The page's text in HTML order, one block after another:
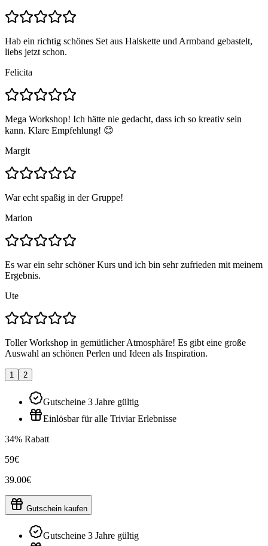
Hab ein richtig schönes Set aus Halskette und Armband gebastelt,
liebs jetzt schon.
Felicita
Mega Workshop! Ich hätte nie gedacht, dass ich so kreativ sein
kann. Klare Empfehlung! 😊
Margit
War echt spaßig in der Gruppe!
Marion
Es war ein sehr schöner Kurs und ich bin sehr zufrieden mit meinem
Ergebnis.
Ute
Toller Workshop in gemütlicher Atmosphäre! Es gibt eine große
Auswahl an schönen Perlen und Ideen als Inspiration.
1 2
Gutscheine 3 Jahre gültig
Einlösbar für alle Triviar Erlebnisse
34% Rabatt
59€
39.00€
Gutschein kaufen
Gutscheine 3 Jahre gültig